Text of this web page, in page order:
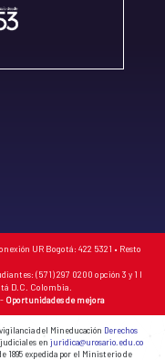
UR Bogotá: 422 5321 • Resto
(571) 297 0200 opción 3 y 1 I
D.C. Colombia.
Oportunidades de mejora
del Mineducación Derechos
en juridica@urosario.edu.co
1895 expedida por el Ministerio de